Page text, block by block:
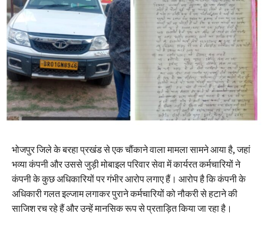
भोजपुर जिले के बरहा प्रखंड से एक चौंकाने वाला मामला सामने आया है, जहां
भव्या कंपनी और उससे जुड़ी मोबाइल परिवार सेवा में कार्यरत कर्मचारियों ने
कंपनी के कुछ अधिकारियों पर गंभीर आरोप लगाए हैं। आरोप है कि कंपनी के
अधिकारी गलत इल्जाम लगाकर पुराने कर्मचारियों को नौकरी से हटाने की
साजिश रच रहे हैं और उन्हें मानसिक रूप से प्रताड़ित किया जा रहा है।